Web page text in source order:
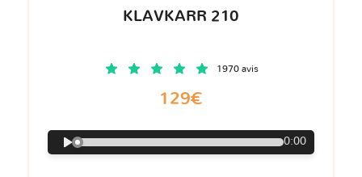
KLAVKARR 210
1970 avis
129€
0:00